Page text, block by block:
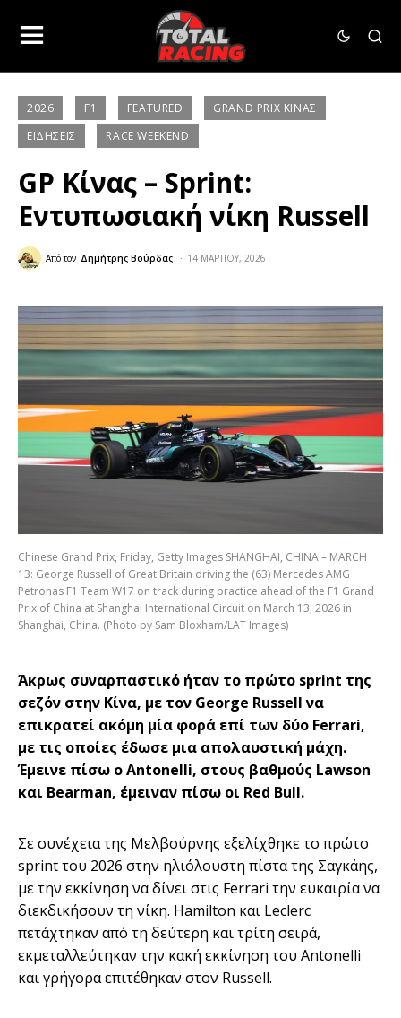
2026 F1 FEATURED
GRAND PRIX ΚΊΝΑΣ
ΕΙΔΉΣΕΙΣ
RACE WEEKEND
GP Κίνας – Sprint:
Εντυπωσιακή νίκη Russell
Από τον Δημήτρης Βούρδας 14 ΜΑΡΤΊΟΥ, 2026
Chinese Grand Prix, Friday, Getty Images SHANGHAI, CHINA – MARCH
13: George Russell of Great Britain driving the (63) Mercedes AMG
Petronas F1 Team W17 on track during practice ahead of the F1 Grand
Prix of China at Shanghai International Circuit on March 13, 2026 in
Shanghai, China. (Photo by Sam Bloxham/LAT Images)
Άκρως συναρπαστικό ήταν το πρώτο sprint της
σεζόν στην Κίνα, με τον George Russell να
επικρατεί ακόμη μία φορά επί των δύο Ferrari,
με τις οποίες έδωσε μια απολαυστική μάχη.
Έμεινε πίσω ο Antonelli, στους βαθμούς Lawson
και Bearman, έμειναν πίσω οι Red Bull.
Σε συνέχεια της Μελβούρνης εξελίχθηκε το πρώτο
sprint του 2026 στην ηλιόλουστη πίστα της Σαγκάης,
με την εκκίνηση να δίνει στις Ferrari την ευκαιρία να
διεκδικήσουν τη νίκη. Hamilton και Leclerc
πετάχτηκαν από τη δεύτερη και τρίτη σειρά,
εκμεταλλεύτηκαν την κακή εκκίνηση του Antonelli
και γρήγορα επιτέθηκαν στον Russell.